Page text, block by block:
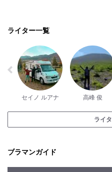
ライター一覧
セイノ ルアナ 高峰 俊
ライ
ブラマンガイド